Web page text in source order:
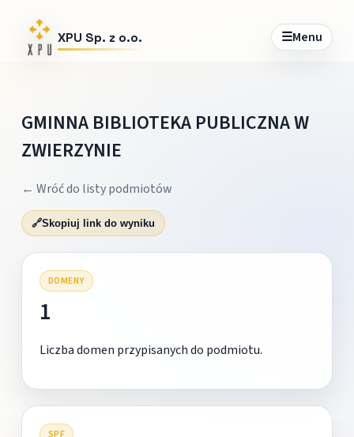
XPU Sp. z o.o. ☰Menu
GMINNA BIBLIOTEKA PUBLICZNA W
ZWIERZYNIE
← Wróć do listy podmiotów
🔗Skopiuj link do wyniku
DOMENY
1
Liczba domen przypisanych do podmiotu.
SPF